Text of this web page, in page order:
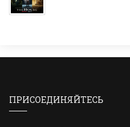
ПРИСОЕДИНЯЙТЕСЬ